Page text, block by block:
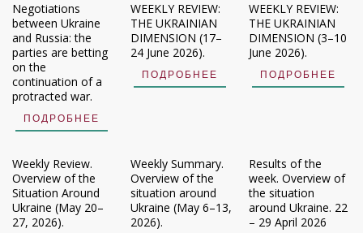
Negotiations
between Ukraine
and Russia: the
parties are betting
on the
continuation of a
protracted war.
ПОДРОБНЕЕ
WEEKLY REVIEW:
THE UKRAINIAN
DIMENSION (17–
24 June 2026).
ПОДРОБНЕЕ
WEEKLY REVIEW:
THE UKRAINIAN
DIMENSION (3–10
June 2026).
ПОДРОБНЕЕ
Weekly Review.
Overview of the
Situation Around
Ukraine (May 20–
27, 2026).
Weekly Summary.
Overview of the
situation around
Ukraine (May 6–13,
2026).
Results of the
week. Overview of
the situation
around Ukraine. 22
– 29 April 2026